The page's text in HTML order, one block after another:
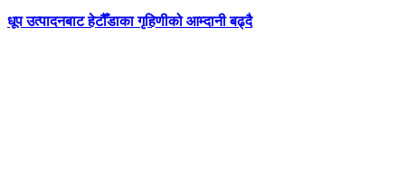
धूप उत्पादनबाट हेटौँडाका गृहिणीको आम्दानी बढ्दै